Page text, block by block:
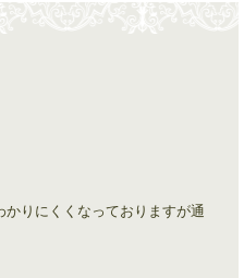
かりにくくなっておりますが通